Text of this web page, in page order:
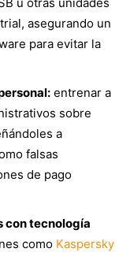
asegurando un
para evitar la
entrenar a
sobre
a
falsas
de pago
con tecnología
como Kaspersky